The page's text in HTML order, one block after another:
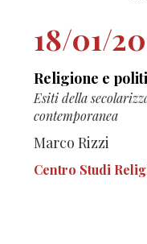
18/01/
Religione e
Esiti della
contemporanea
Marco Rizzi
Centro Studi